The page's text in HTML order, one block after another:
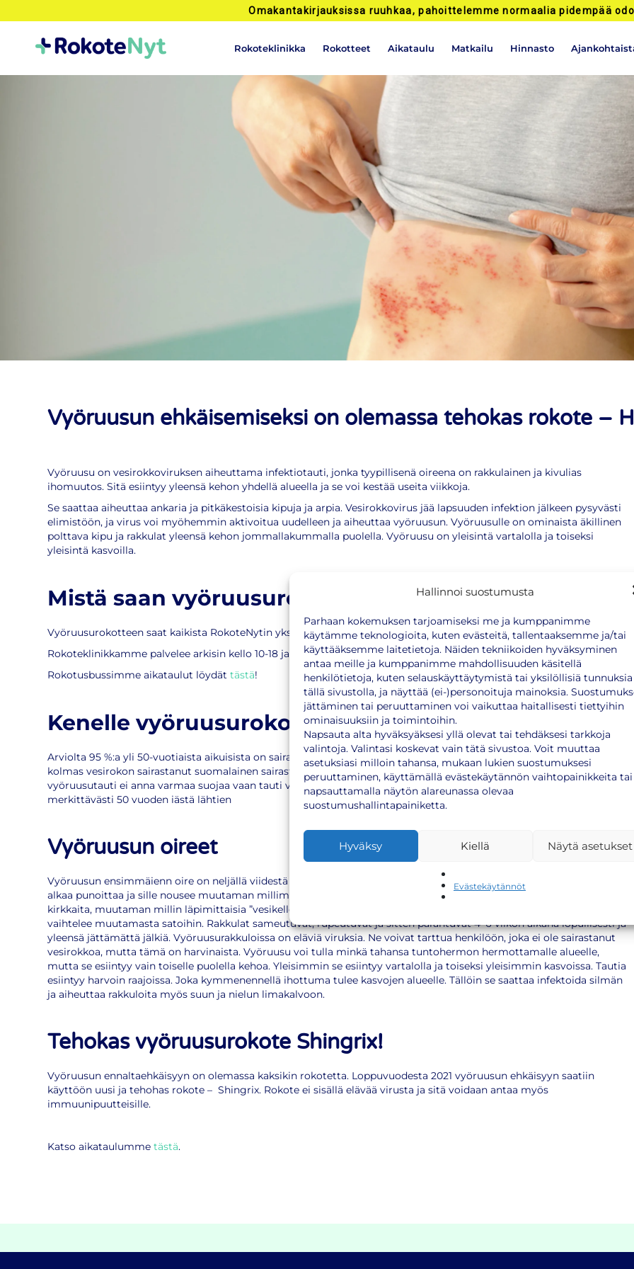
Hallinnoi suostumusta
Parhaan kokemuksen tarjoamiseksi me ja kumppanimme
käytämme teknologioita, kuten evästeitä, tallentaaksemme ja/tai
käyttääksemme laitetietoja. Näiden tekniikoiden hyväksyminen
antaa meille ja kumppanimme mahdollisuuden käsitellä
henkilötietoja, kuten selauskäyttäytymistä tai yksilöllisiä tunnuksia
tällä sivustolla, ja näyttää (ei-)personoituja mainoksia.
jättäminen tai peruuttaminen voi vaikuttaa haitallisesti tiettyihin
ominaisuuksiin ja toimintoihin.
Napsauta alta hyväksyäksesi yllä olevat tai tehdäksesi tarkkoja
valintoja. Valintasi koskevat vain tätä sivustoa. Voit muuttaa
asetuksiasi milloin tahansa, mukaan lukien suostumuksesi
peruuttaminen, käyttämällä evästekäytännön vaihtopainikkeita tai
napsauttamalla näytön alareunassa olevaa
suostumushallintapainiketta.
Hyväksy Kiellä Näytä asetukset
Evästekäytännöt
Rokoteklinikka Rokotteet Aikataulu Matkailu Hinnasto
Vyöruusun ehkäisemiseksi on olemassa tehokas rokote –
Vyöruusu on vesirokkoviruksen aiheuttama infektiotauti, jonka tyypillisenä oireena on rakkulainen ja kivulias
ihomuutos. Sitä esiintyy yleensä kehon yhdellä alueella ja se voi kestää useita viikkoja.
Se saattaa aiheuttaa ankaria ja pitkäkestoisia kipuja ja arpia. Vesirokkovirus jää lapsuuden infektion jälkeen pysyvästi
elimistöön, ja virus voi myöhemmin aktivoitua uudelleen ja aiheuttaa vyöruusun. Vyöruusulle on ominaista äkillinen
polttava kipu ja rakkulat yleensä kehon jommallakummalla puolella. Vyöruusu on yleisintä vartalolla ja toiseksi
yleisintä kasvoilla.
Mistä saan vyöruusurokotteen?
Vyöruusurokotteen saat kaikista RokoteNytin yksiköistä.
Rokoteklinikkamme palvelee arkisin kello 10-18 ja lauantaisin kello 11-17 Helsingin Bulevardilla osoitteessa Bulevardi 11.
Rokotusbussimme aikataulut löydät tästä!
Kenelle vyöruusurokote sopii?
Arviolta 95 %:a yli 50-vuotiaista aikuisista on sairastanut vesirokon lapsena ja kantaa tätä virusta. Arviolta noin joka
kolmas vesirokon sairastanut suomalainen sairastuu vyöruusuun elämänsä aikana. Myöskään sairastettu
vyöruusutauti ei anna varmaa suojaa vaan tauti voi uusiutua. Vyöruusun suurin riskitekijä on ikä –taudin riski kasvaa
merkittävästi 50 vuoden iästä lähtien
Vyöruusun oireet
Vyöruusun ensimmäienn oire on neljällä viidestä sairastuneesta on kipu. Se voi alkaa 1–8 vuorokautta ennen kuin iho
alkaa punoittaa ja sille nousee muutaman millimetrin läpimittaisia kirkkaita rakkuloita. Rakkulat ovat alkuun
kirkkaita, muutaman millin läpimittaisia ”vesikelloja”. Ne lisääntyvät joitakin päiviä, jopa viikon ajan. Niiden määrä
vaihtelee muutamasta satoihin. Rakkulat sameutuvat, rupeutuvat ja sitten parantuvat 4–6 viikon aikana lopullisesti ja
yleensä jättämättä jälkiä. Vyöruusurakkuloissa on eläviä viruksia. Ne voivat tarttua henkilöön, joka ei ole sairastanut
vesirokkoa, mutta tämä on harvinaista. Vyöruusu voi tulla minkä tahansa tuntohermon hermottamalle alueelle,
mutta se esiintyy vain toiselle puolella kehoa. Yleisimmin se esiintyy vartalolla ja toiseksi yleisimmin kasvoissa. Tautia
esiintyy harvoin raajoissa. Joka kymmenennellä ihottuma tulee kasvojen alueelle. Tällöin se saattaa infektoida silmän
ja aiheuttaa rakkuloita myös suun ja nielun limakalvoon.
Tehokas vyöruusurokote Shingrix!
Vyöruusun ennaltaehkäisyyn on olemassa kaksikin rokotetta. Loppuvuodesta 2021 vyöruusun ehkäisyyn saatiin
käyttöön uusi ja tehohas rokote – Shingrix. Rokote ei sisällä elävää virusta ja sitä voidaan antaa myös
immuunipuutteisille.
Katso aikataulumme tästä.
Omakantakirjauksissa ruuhkaa, pahoittelemme normaalia pidempää